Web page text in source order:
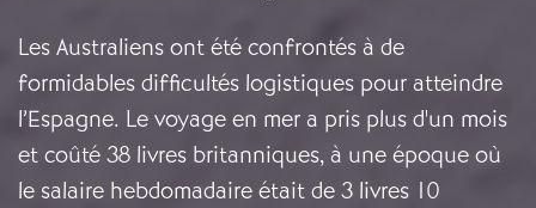
Les Australiens ont été confrontés à de
formidables difficultés logistiques pour atteindre
l’Espagne. Le voyage en mer a pris plus d'un mois
et coûté 38 livres britanniques, à une époque où
le salaire hebdomadaire était de 3 livres 10